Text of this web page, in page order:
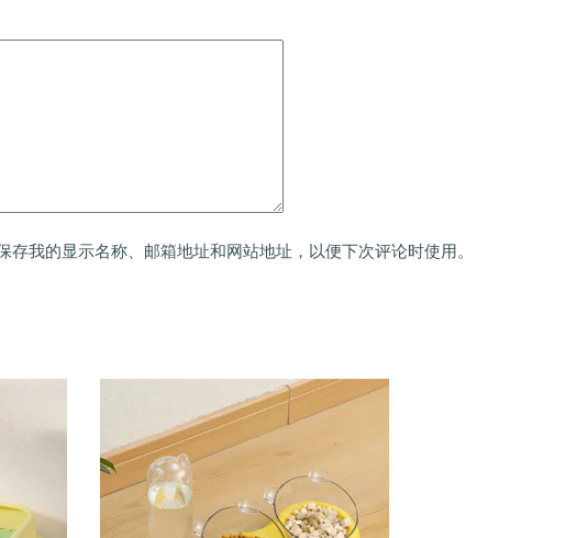
存我的显示名称、邮箱地址和网站地址，以便下次评论时使用。